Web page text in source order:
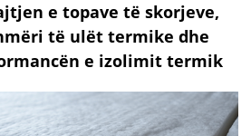
e topave të skorjeve,
të ulët termike dhe
e izolimit termik